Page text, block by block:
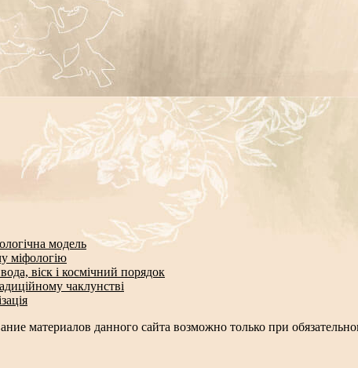
модель
міфологію
віск і космічний порядок
чаклунстві
материалов данного сайта возможно только при